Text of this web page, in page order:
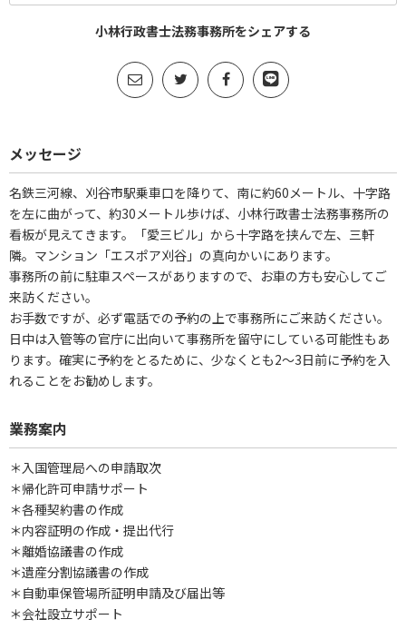
小林行政書士法務事務所をシェアする
メッセージ
名鉄三河線、刈谷市駅乗車口を降りて、南に約60メートル、十字路
を左に曲がって、約30メートル歩けば、小林行政書士法務事務所の
看板が見えてきます。「愛三ビル」から十字路を挟んで左、三軒
隣。マンション「エスポア刈谷」の真向かいにあります。
事務所の前に駐車スペースがありますので、お車の方も安心してご
来訪ください。
お手数ですが、必ず電話での予約の上で事務所にご来訪ください。
日中は入管等の官庁に出向いて事務所を留守にしている可能性もあ
ります。確実に予約をとるために、少なくとも2～3日前に予約を入
れることをお勧めします。
業務案内
＊入国管理局への申請取次
＊帰化許可申請サポート
＊各種契約書の作成
＊内容証明の作成・提出代行
＊離婚協議書の作成
＊遺産分割協議書の作成
＊自動車保管場所証明申請及び届出等
＊会社設立サポート